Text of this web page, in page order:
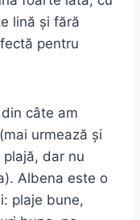
lină și fără
pentru
câte am
urmează și
dar nu
Albena este o
plaje bune,